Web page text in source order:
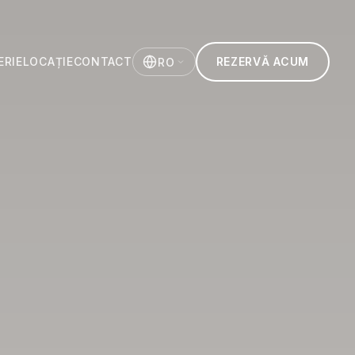
LOCAȚIECONTACT RO REZERVĂ ACUM